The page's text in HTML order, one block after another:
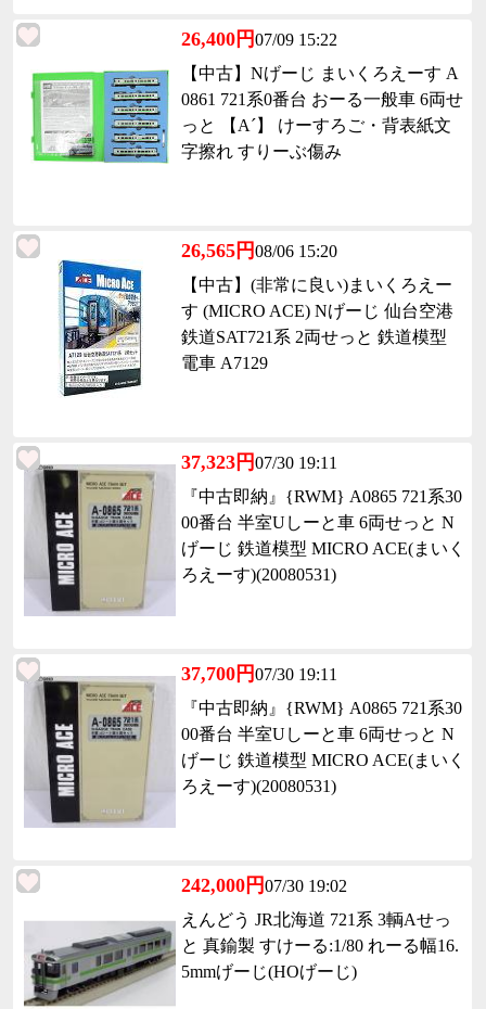
26,400円07/09 15:22
【中古】Nげーじ まいくろえーす A
0861 721系0番台 おーる一般車 6両せ
っと 【A´】 けーすろご・背表紙文
字擦れ すりーぶ傷み
26,565円08/06 15:20
【中古】(非常に良い)まいくろえー
す (MICRO ACE) Nげーじ 仙台空港
鉄道SAT721系 2両せっと 鉄道模型
電車 A7129
37,323円07/30 19:11
『中古即納』{RWM} A0865 721系30
00番台 半室Uしーと車 6両せっと N
げーじ 鉄道模型 MICRO ACE(まいく
ろえーす)(20080531)
37,700円07/30 19:11
『中古即納』{RWM} A0865 721系30
00番台 半室Uしーと車 6両せっと N
げーじ 鉄道模型 MICRO ACE(まいく
ろえーす)(20080531)
242,000円07/30 19:02
えんどう JR北海道 721系 3輌Aせっ
と 真鍮製 すけーる:1/80 れーる幅16.
5mmげーじ(HOげーじ)